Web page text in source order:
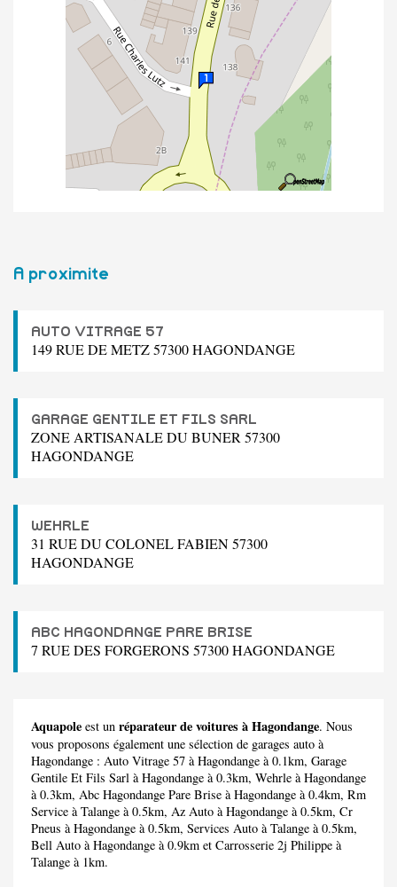
A proximite
AUTO VITRAGE 57
149 RUE DE METZ 57300 HAGONDANGE
GARAGE GENTILE ET FILS SARL
ZONE ARTISANALE DU BUNER 57300
HAGONDANGE
WEHRLE
31 RUE DU COLONEL FABIEN 57300
HAGONDANGE
ABC HAGONDANGE PARE BRISE
7 RUE DES FORGERONS 57300 HAGONDANGE
Aquapole est un réparateur de voitures à Hagondange. Nous
vous proposons également une sélection de garages auto à
Hagondange : Auto Vitrage 57 à Hagondange à 0.1km, Garage
Gentile Et Fils Sarl à Hagondange à 0.3km, Wehrle à Hagondange
à 0.3km, Abc Hagondange Pare Brise à Hagondange à 0.4km, Rm
Service à Talange à 0.5km, Az Auto à Hagondange à 0.5km, Cr
Pneus à Hagondange à 0.5km, Services Auto à Talange à 0.5km,
Bell Auto à Hagondange à 0.9km et Carrosserie 2j Philippe à
Talange à 1km.